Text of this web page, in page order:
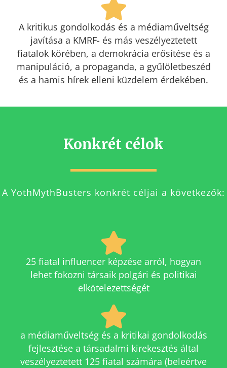
A kritikus gondolkodás és a médiaműveltség
javítása a KMRF- és más veszélyeztetett
fiatalok körében, a demokrácia erősítése és a
manipuláció, a propaganda, a gyűlöletbeszéd
és a hamis hírek elleni küzdelem érdekében.
Konkrét célok
A YothMythBusters konkrét céljai a következők:
25 fiatal influencer képzése arról, hogyan
lehet fokozni társaik polgári és politikai
elkötelezettségét
a médiaműveltség és a kritikai gondolkodás
fejlesztése a társadalmi kirekesztés által
veszélyeztetett 125 fiatal számára (beleértve